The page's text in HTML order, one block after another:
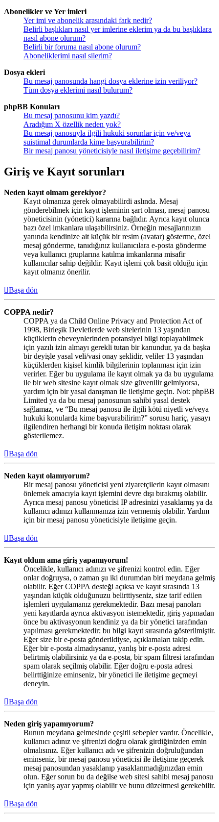
Abonelikler ve Yer imleri
Yer imi ve abonelik arasındaki fark nedir?
Belirli başlıkları nasıl yer imlerine eklerim ya da bu başlıklara
nasıl abone olurum?
Belirli bir foruma nasıl abone olurum?
Aboneliklerimi nasıl silerim?
Dosya ekleri
Bu mesaj panosunda hangi dosya eklerine izin veriliyor?
Tüm dosya eklerimi nasıl bulurum?
phpBB Konuları
Bu mesaj panosunu kim yazdı?
Aradığım X özellik neden yok?
Bu mesaj panosuyla ilgili hukuki sorunlar için ve/veya
suistimal durumlarda kime başvurabilirim?
Bir mesaj panosu yöneticisiyle nasıl iletişime geçebilirim?
Giriş ve Kayıt sorunları
Neden kayıt olmam gerekiyor?
Kayıt olmanıza gerek olmayabilirdi aslında. Mesaj
gönderebilmek için kayıt işleminin şart olması, mesaj panosu
yöneticisinin (yönetici) kararına bağlıdır. Ayrıca kayıt olunca
bazı özel imkanlara ulaşabilirsiniz. Örneğin mesajlarınızın
yanında kendinize ait küçük bir resim (avatar) gösterme, özel
mesaj gönderme, tanıdığınız kullanıcılara e-posta gönderme
veya kullanıcı gruplarına katılma imkanlarına misafir
kullanıcılar sahip değildir. Kayıt işlemi çok basit olduğu için
kayıt olmanız önerilir.
Başa dön
COPPA nedir?
COPPA ya da Child Online Privacy and Protection Act of
1998, Birleşik Devletlerde web sitelerinin 13 yaşından
küçüklerin ebeveynlerinden potansiyel bilgi toplayabilmek
için yazılı izin almayı gerekli tutan bir kanundur, ya da başka
bir deyişle yasal veli/vasi onay şeklidir, veliler 13 yaşından
küçüklerden kişisel kimlik bilgilerinin toplanması için izin
verirler. Eğer bu uygulama ile kayıt olmak ya da bu uygulama
ile bir web sitesine kayıt olmak size güvenilir gelmiyorsa,
yardım için bir yasal danışman ile iletişime geçin. Not: phpBB
Limited ya da bu mesaj panosunun sahibi yasal destek
sağlamaz, ve “Bu mesaj panosu ile ilgili kötü niyetli ve/veya
hukuki konularda kime başvurabilirim?” sorusu hariç, yasayı
ilgilendiren herhangi bir konuda iletişim noktası olarak
gösterilemez.
Başa dön
Neden kayıt olamıyorum?
Bir mesaj panosu yöneticisi yeni ziyaretçilerin kayıt olmasını
önlemek amacıyla kayıt işlemini devre dışı bırakmış olabilir.
Ayrıca mesaj panosu yöneticisi IP adresinizi yasaklamış ya da
kullanıcı adınızı kullanmanıza izin vermemiş olabilir. Yardım
için bir mesaj panosu yöneticisiyle iletişime geçin.
Başa dön
Kayıt oldum ama giriş yapamıyorum!
Öncelikle, kullanıcı adınızı ve şifrenizi kontrol edin. Eğer
onlar doğruysa, o zaman şu iki durumdan biri meydana gelmiş
olabilir. Eğer COPPA desteği açıksa ve kayıt sırasında 13
yaşından küçük olduğunuzu belirttiyseniz, size tarif edilen
işlemleri uygulamanız gerekmektedir. Bazı mesaj panoları
yeni kayıtlarda ayrıca aktivasyon istemektedir, giriş yapmadan
önce bu aktivasyonun kendiniz ya da bir yönetici tarafından
yapılması gerekmektedir; bu bilgi kayıt sırasında gösterilmiştir.
Eğer size bir e-posta gönderildiyse, açıklamaları takip edin.
Eğer bir e-posta almadıysanız, yanlış bir e-posta adresi
belirtmiş olabilirsiniz ya da e-posta, bir spam filtresi tarafından
spam olarak seçilmiş olabilir. Eğer doğru e-posta adresi
belirttiğinize eminseniz, bir yönetici ile iletişime geçmeyi
deneyin.
Başa dön
Neden giriş yapamıyorum?
Bunun meydana gelmesinde çeşitli sebepler vardır. Öncelikle,
kullanıcı adınız ve şifrenizi doğru olarak girdiğinizden emin
olmalısınız. Eğer kullanıcı adı ve şifrenizin doğruluğundan
eminseniz, bir mesaj panosu yöneticisi ile iletişime geçerek
mesaj panosundan yasaklanıp yasaklanmadığınızdan emin
olun. Eğer sorun bu da değilse web sitesi sahibi mesaj panosu
için yanlış ayar yapmış olabilir ve bunu düzeltmesi gerekebilir.
Başa dön